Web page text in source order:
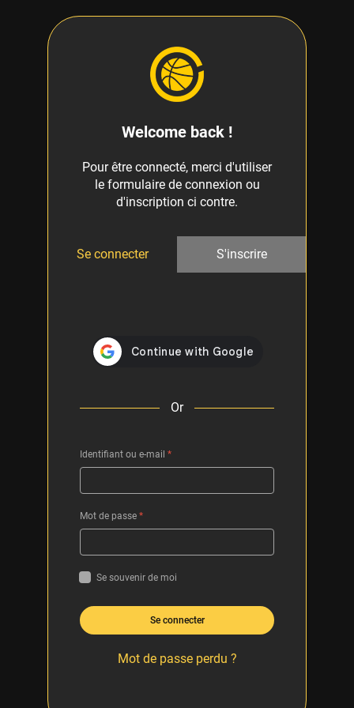
Welcome back !
Pour être connecté, merci d'utiliser
le formulaire de connexion ou
d'inscription ci contre.
Se connecter S'inscrire
Or
Identifiant ou e-mail *
Mot de passe *
Se souvenir de moi
Se connecter
Mot de passe perdu ?